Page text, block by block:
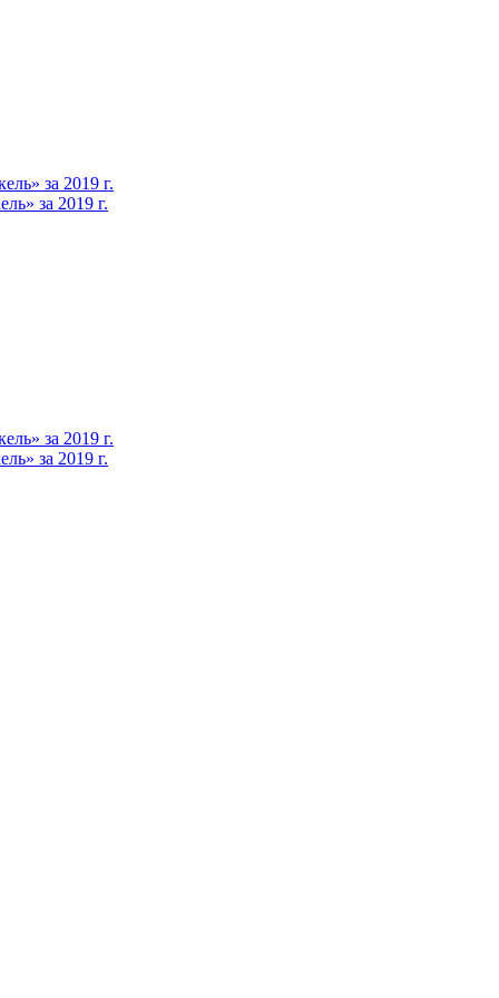
за 2019 г.
за 2019 г.
за 2019 г.
за 2019 г.